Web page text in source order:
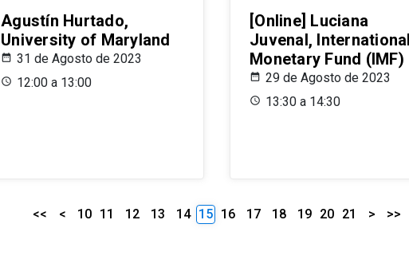
Agustín Hurtado,
University of Maryland
31 de Agosto de 2023
12:00 a 13:00
[Online] Luciana
Juvenal, International
Monetary Fund (IMF)
29 de Agosto de 2023
13:30 a 14:30
<< < 10 11 12 13 14 15 16 17 18 19 20 21 > >>